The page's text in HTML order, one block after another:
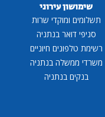
שימושון עירוני
תשלומים ומוקדי שרות
סניפי דואר בנתניה
רשימת טלפונים חיוניים
משרדי ממשלה בנתניה
בנקים בנתניה